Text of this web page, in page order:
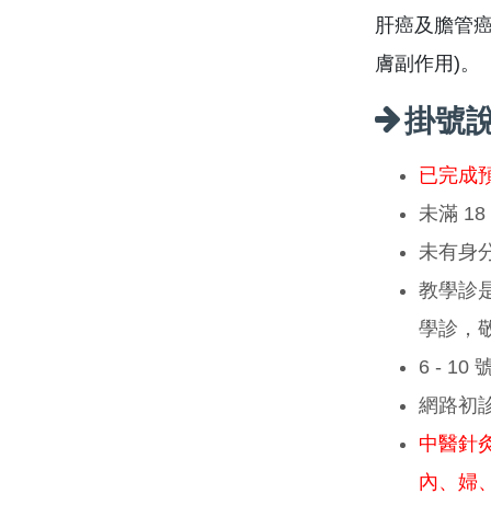
肝癌及膽管
膚副作用)。
掛號
已完成
未滿 18
未有身
教學診
學診，
6 - 10
網路初
中醫針
內、婦